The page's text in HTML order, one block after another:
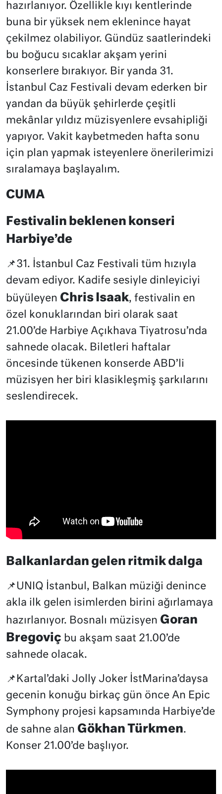
hazırlanıyor. Özellikle kıyı kentlerinde
buna bir yüksek nem eklenince hayat
çekilmez olabiliyor. Gündüz saatlerindeki
bu boğucu sıcaklar akşam yerini
konserlere bırakıyor. Bir yanda 31.
İstanbul Caz Festivali devam ederken bir
yandan da büyük şehirlerde çeşitli
mekânlar yıldız müzisyenlere evsahipliği
yapıyor. Vakit kaybetmeden hafta sonu
için plan yapmak isteyenlere önerilerimizi
sıralamaya başlayalım.
CUMA
Festivalin beklenen konseri
Harbiye’de
📌31. İstanbul Caz Festivali tüm hızıyla
devam ediyor. Kadife sesiyle dinleyiciyi
büyüleyen Chris Isaak, festivalin en
özel konuklarından biri olarak saat
21.00’de Harbiye Açıkhava Tiyatrosu’nda
sahnede olacak. Biletleri haftalar
öncesinde tükenen konserde ABD’li
müzisyen her biri klasikleşmiş şarkılarını
seslendirecek.
Balkanlardan gelen ritmik dalga
📌UNIQ İstanbul, Balkan müziği denince
akla ilk gelen isimlerden birini ağırlamaya
hazırlanıyor. Bosnalı müzisyen Goran
Bregoviç bu akşam saat 21.00’de
sahnede olacak.
📌Kartal’daki Jolly Joker İstMarina’daysa
gecenin konuğu birkaç gün önce An Epic
Symphony projesi kapsamında Harbiye’de
de sahne alan Gökhan Türkmen.
Konser 21.00’de başlıyor.